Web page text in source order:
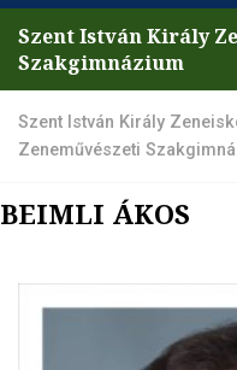
Szent István Király
Szakgimnázium
Szent István Király
Zeneművészeti
BEIMLI ÁKOS